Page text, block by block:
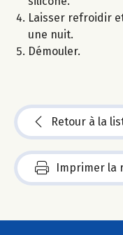
Laisser refroidir
une nuit.
Démouler.
Retour à la
Imprimer la